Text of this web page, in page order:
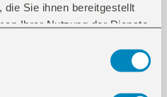
Sie ihnen bereitgestellt
Ihrer Nutzung der Dienste